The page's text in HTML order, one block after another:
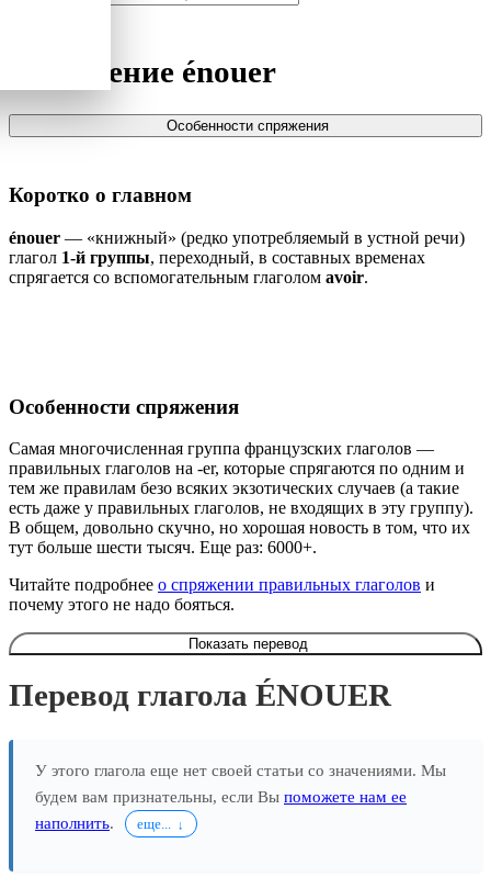
Спряжение énouer
Особенности спряжения
Коротко о главном
énouer — «книжный» (редко употребляемый в устной речи)
глагол 1-й группы, переходный, в составных временах
спрягается со вспомогательным глаголом avoir.
Особенности спряжения
Самая многочисленная группа французских глаголов —
правильных глаголов на -er, которые спрягаются по одним и
тем же правилам безо всяких экзотических случаев (а такие
есть даже у правильных глаголов, не входящих в эту группу).
В общем, довольно скучно, но хорошая новость в том, что их
тут больше шести тысяч. Еще раз: 6000+.
Читайте подробнее о спряжении правильных глаголов и
почему этого не надо бояться.
Показать перевод
Перевод глагола ÉNOUER
У этого глагола еще нет своей статьи со значениями. Мы
будем вам признательны, если Вы поможете нам ее
наполнить. еще...